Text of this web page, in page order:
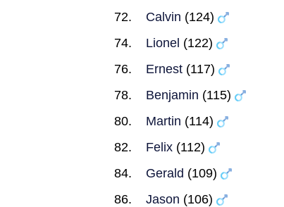
Calvin (124)
Lionel (122)
Ernest(117)
Benjamin (115)
Martin (114)
Felix(112)
Gerald (109)
Jason (106)